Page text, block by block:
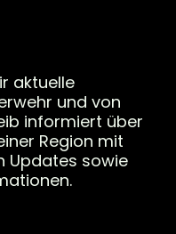
aktuelle
und von
informiert über
Region mit
Updates sowie